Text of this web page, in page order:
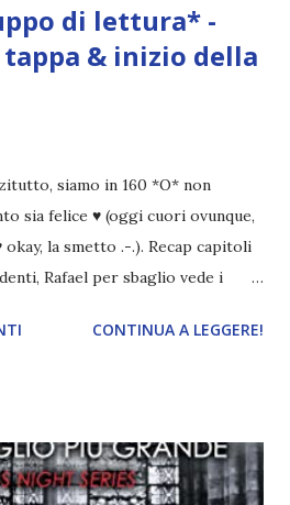
di lettura* -
& inizio della
siamo in 160 *O* non
sia felice ♥ (oggi cuori ovunque,
la smetto .-.). Recap capitoli
Rafael per sbaglio vede i
loro come combattere i puri.
a differenza di cosa pensano,
di fare una strage, piuttosto è lì
CONTINUA A LEGGERE!